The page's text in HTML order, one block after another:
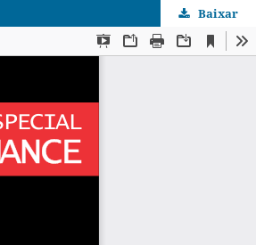
Baixar